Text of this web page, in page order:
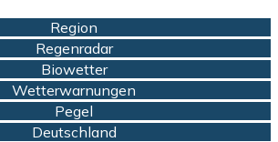
Region
Regenradar
Biowetter
Wetterwarnungen
Pegel
Deutschland